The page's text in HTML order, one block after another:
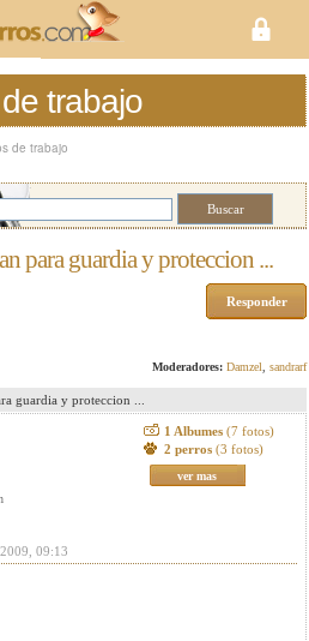
trabajo
de trabajo
para guardia y proteccion ...
Responder
Moderadores: Damzel sandrarf
guardia y proteccion ...
1 Albumes (7 fotos)
2 perros (3 fotos)
ver mas
09:13